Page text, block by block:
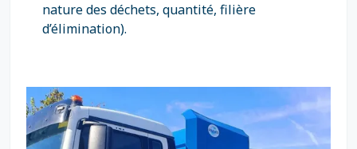
nature des déchets, quantité, filière
d’élimination).